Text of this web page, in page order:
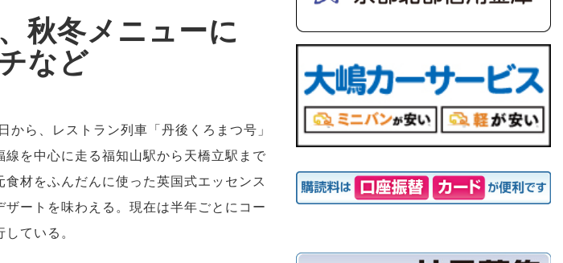
秋冬メニューに
など
ら、レストラン列車「丹後くろまつ号」
を中心に走る福知山駅から天橋立駅まで
材をふんだんに使った英国式エッセンス
ートを味わえる。現在は半年ごとにコー
ている。